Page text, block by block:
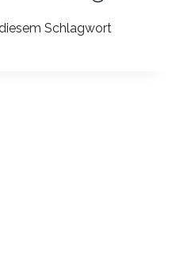
Schlagwort